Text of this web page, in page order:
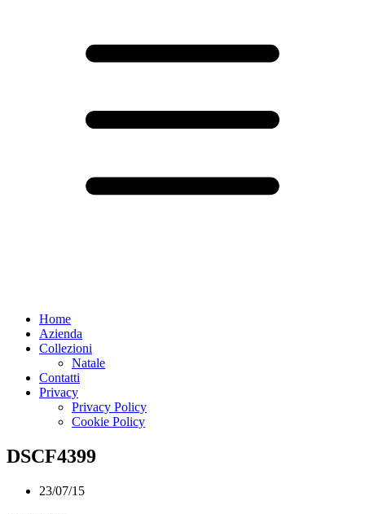
Home
Azienda
Collezioni
Natale
Contatti
Privacy
Privacy Policy
Cookie Policy
DSCF4399
23/07/15